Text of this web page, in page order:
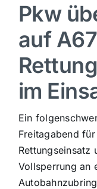
Politik
Wirtschaft
Sport
Kultur
Panorama
Pkw
auf
im
Ein
Freitagabend
Rettungseinsatz
Vollsperrung an